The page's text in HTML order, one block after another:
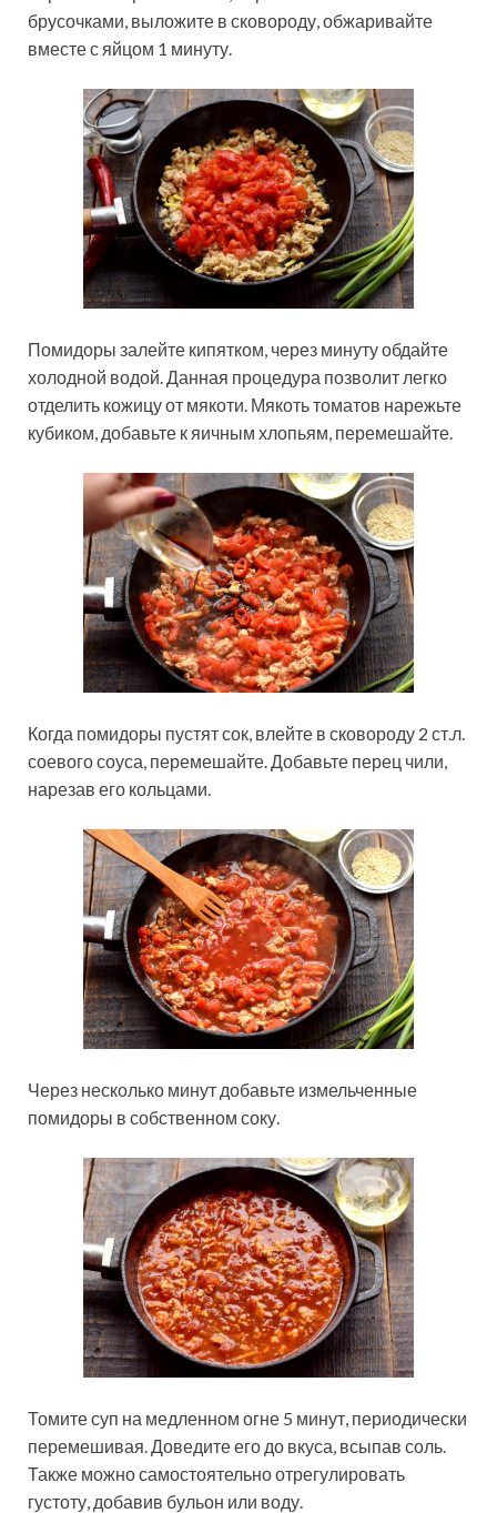
брусочками, выложите в сковороду, обжаривайте
вместе с яйцом 1 минуту.
Помидоры залейте кипятком, через минуту обдайте
холодной водой. Данная процедура позволит легко
отделить кожицу от мякоти. Мякоть томатов нарежьте
кубиком, добавьте к яичным хлопьям, перемешайте.
Когда помидоры пустят сок, влейте в сковороду 2 ст.л.
соевого соуса, перемешайте. Добавьте перец чили,
нарезав его кольцами.
Через несколько минут добавьте измельченные
помидоры в собственном соку.
Томите суп на медленном огне 5 минут, периодически
перемешивая. Доведите его до вкуса, всыпав соль.
Также можно самостоятельно отрегулировать
густоту, добавив бульон или воду.